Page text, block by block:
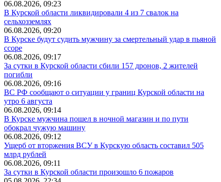
06.08.2026, 09:23
В Курской области ликвидировали 4 из 7 свалок на
сельхозземлях
06.08.2026, 09:20
В Курске будут судить мужчину за смертельный удар в пьяной
ссоре
06.08.2026, 09:17
За сутки в Курской области сбили 157 дронов, 2 жителей
погибли
06.08.2026, 09:16
ВС РФ сообщают о ситуации у границ Курской области на
утро 6 августа
06.08.2026, 09:14
В Курске мужчина пошел в ночной магазин и по пути
обокрал чужую машину
06.08.2026, 09:12
Ущерб от вторжения ВСУ в Курскую область составил 505
млрд рублей
06.08.2026, 09:11
За сутки в Курской области произошло 6 пожаров